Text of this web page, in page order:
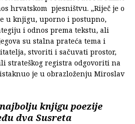
hrvatskom pjesništvu. „Riječ je o
u knjigu, uporno i postupno,
i odnos prema tekstu, ali
su stalna prateća tema i
stvoriti i sačuvati prostor,
strateškog registra odgovoriti na
je u obrazloženju Miroslav
knjigu poezije
dva Susreta